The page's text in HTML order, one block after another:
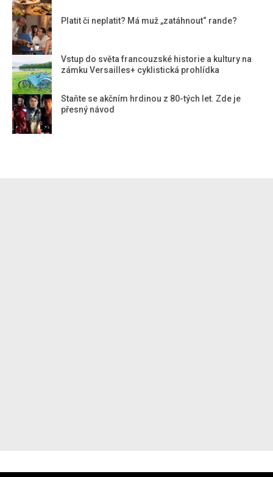
Platit či neplatit? Má muž „zatáhnout“ rande?
Vstup do světa francouzské historie a kultury na
zámku Versailles+ cyklistická prohlídka
Staňte se akčním hrdinou z 80-tých let. Zde je
přesný návod